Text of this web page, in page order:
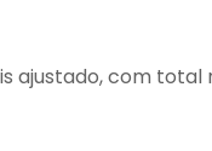
com total